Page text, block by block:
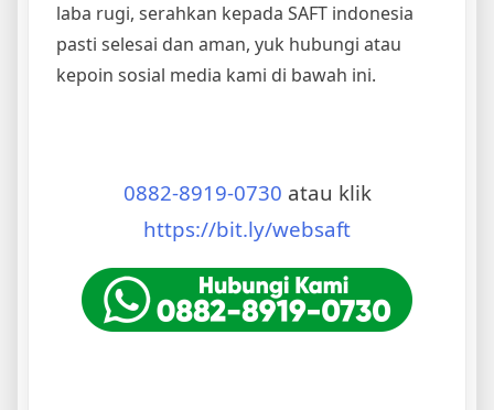
laba rugi, serahkan kepada SAFT indonesia
pasti selesai dan aman, yuk hubungi atau
kepoin sosial media kami di bawah ini.
0882-8919-0730 atau klik
https://bit.ly/websaft